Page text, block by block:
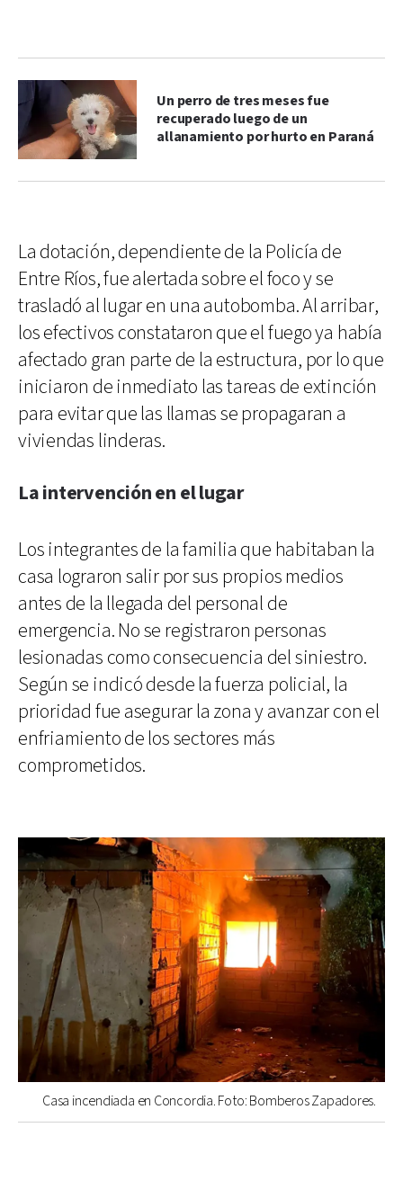
Un perro de tres meses fue
recuperado luego de un
allanamiento por hurto en Paraná
La dotación, dependiente de la Policía de
Entre Ríos, fue alertada sobre el foco y se
trasladó al lugar en una autobomba. Al arribar,
los efectivos constataron que el fuego ya había
afectado gran parte de la estructura, por lo que
iniciaron de inmediato las tareas de extinción
para evitar que las llamas se propagaran a
viviendas linderas.
La intervención en el lugar
Los integrantes de la familia que habitaban la
casa lograron salir por sus propios medios
antes de la llegada del personal de
emergencia. No se registraron personas
lesionadas como consecuencia del siniestro.
Según se indicó desde la fuerza policial, la
prioridad fue asegurar la zona y avanzar con el
enfriamiento de los sectores más
comprometidos.
Casa incendiada en Concordia. Foto: Bomberos Zapadores.